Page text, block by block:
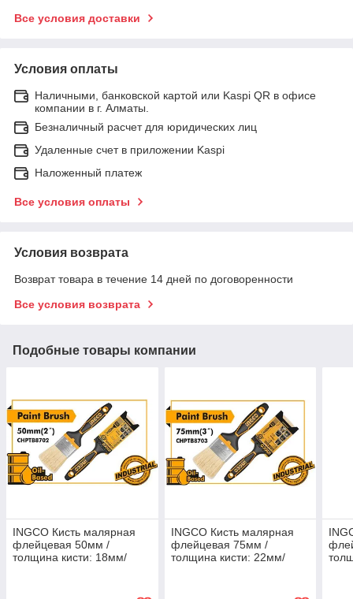
Все условия доставки
Условия оплаты
Наличными, банковской картой или Kaspi QR в офисе
компании в г. Алматы.
Безналичный расчет для юридических лиц
Удаленные счет в приложении Kaspi
Наложенный платеж
Все условия оплаты
Условия возврата
Возврат товара в течение 14 дней по договоренности
Все условия возврата
Подобные товары компании
INGCO Кисть малярная
флейцевая 50мм /
толщина кисти: 18мм/
INGCO Кисть малярная
флейцевая 75мм /
толщина кисти: 22мм/